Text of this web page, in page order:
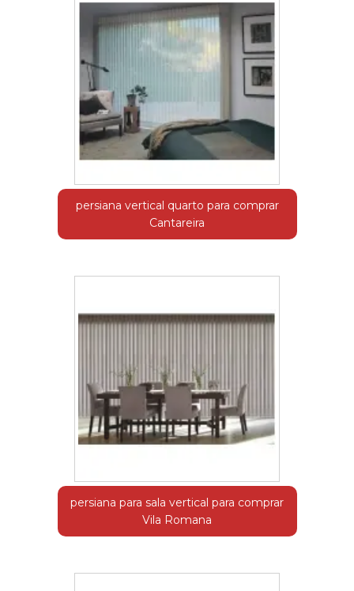
persiana vertical quarto para comprar
Cantareira
persiana para sala vertical para comprar
Vila Romana